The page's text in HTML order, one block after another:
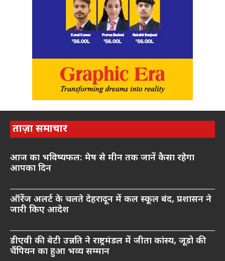
ताज़ा समाचार
आज का भविष्यफल: मेष से मीन तक जानें कैसा रहेगा
आपका दिन
ऑरेंज अलर्ट के चलते देहरादून में कल स्कूल बंद, प्रशासन ने
जारी किए आदेश
डीएवी की बेटी उन्नति ने राष्ट्रमंडल में जीता कांस्य, जूडो की
चैंपियन का हुआ भव्य सम्मान